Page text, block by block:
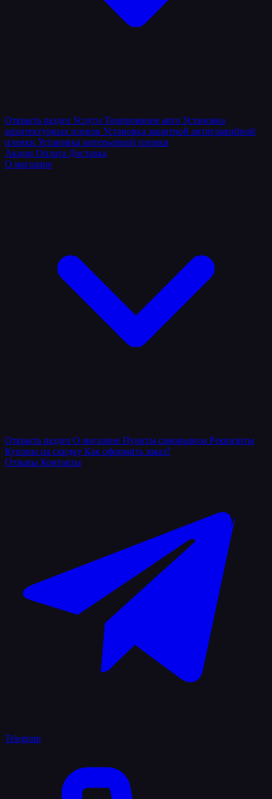
Открыть раздел Услуги Тонирование авто Установка
архитектурных пленок Установка защитной антигравийной
пленки Установка интерьерной пленки
Акции Оплата Доставка
О магазине
Открыть раздел О магазине Пункты самовывоза Реквизиты
Купоны на скидку Как оформить заказ?
Отзывы Контакты
Telegram